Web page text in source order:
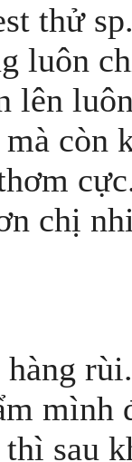
thử
luôn
lên
còn
chị
mình
sau